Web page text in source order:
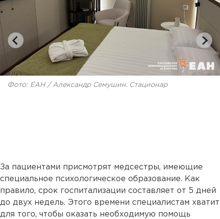
Фото: ЕАН / Александр Семушин. Стационар
За пациентами присмотрят медсестры, имеющие
специальное психологическое образование. Как
правило, срок госпитализации составляет от 5 дней
до двух недель. Этого времени специалистам хватит
для того, чтобы оказать необходимую помощь